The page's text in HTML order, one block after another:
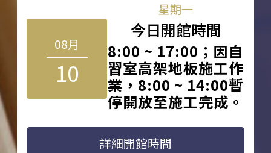
08月
10
星期一
今日開館時間
8:00 ~ 17:00；因自
習室高架地板施工作
業，8:00 ~ 14:00暫
停開放至施工完成。
詳細開館時間